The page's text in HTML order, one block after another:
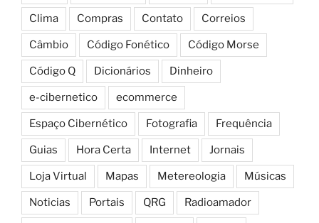
Clima Compras Contato Correios
Câmbio Código Fonético Código Morse
Código Q Dicionários Dinheiro
e-cibernetico ecommerce
Espaço Cibernético Fotografia Frequência
Guias Hora Certa Internet Jornais
Loja Virtual Mapas Metereologia Músicas
Noticias Portais QRG Radioamador